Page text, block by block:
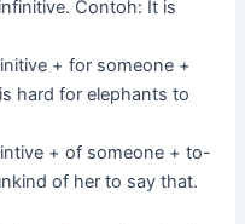
Contoh: It is
+ for someone +
hard for elephants to
+ of someone + to-
of her to say that.